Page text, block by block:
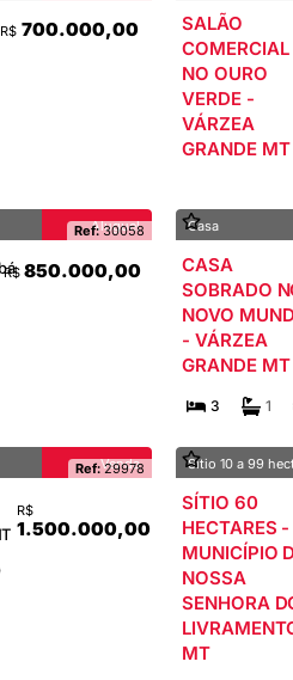
R$ 700.000,00
SALÃO
COMERCIAL
NO OURO
VERDE -
VÁRZEA
GRANDE MT
Aluguel
Ref:30058
R$850.000,00
Casa
CASA
SOBRADO
NOVO
- VÁRZEA
GRANDE MT
3 1
Venda
Ref:29978
R$
1.500.000,00
Sítio 10 a 99
SÍTIO 60
HECTARES -
MUNICÍPIO
NOSSA
SENHORA
MT